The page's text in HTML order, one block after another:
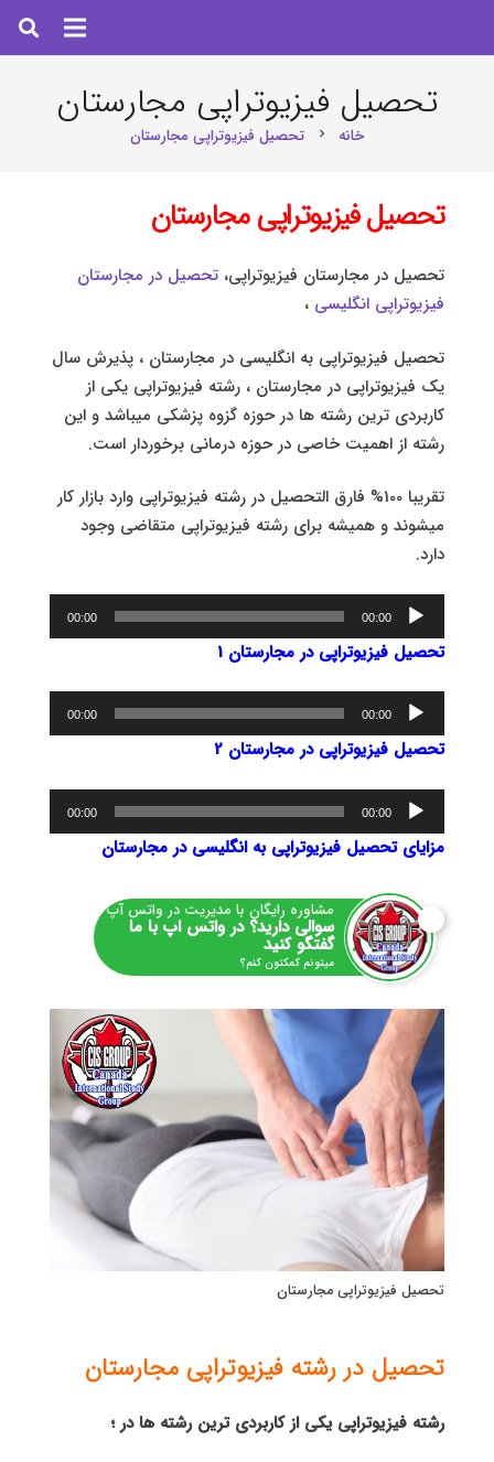
تحصیل فیزیوتراپی مجارستان
خانه chevron_right تحصیل فیزیوتراپی مجارستان
تحصیل فیزیوتراپی مجارستان
تحصیل در مجارستان فیزیوتراپی، تحصیل در مجارستان
فیزیوتراپی انگلیسی ،
تحصیل فیزیوتراپی به انگلیسی در مجارستان ، پذیرش سال
یک فیزیوتراپی در مجارستان ، رشته فیزیوتراپی یکی از
کاربردی ترین رشته ها در حوزه گزوه پزشکی میباشد و این
رشته از اهمیت خاصی در حوزه درمانی برخوردار است.
تقریبا 100% فارق التحصیل در رشته فیزیوتراپی وارد بازار کار
میشوند و همیشه برای رشته فیزیوتراپی متقاضی وجود
دارد.
پخش‌کننده
صوت
00:00
00:00
تحصیل فیزیوتراپی در مجارستان 1
پخش‌کننده
صوت
00:00
00:00
تحصیل فیزیوتراپی در مجارستان 2
پخش‌کننده
صوت
00:00
00:00
مزایای تحصیل فیزیوتراپی به انگلیسی در مجارستان
مشاوره رایگان با مدیریت در واتس آپ
سوالی دارید؟ در واتس اپ با ما
گفتگو کنید
میتونم کمکتون کنم؟
تحصیل فیزیوتراپی مجارستان
تحصیل در رشته فیزیوتراپی مجارستان
رشته فیزیوتراپی یکی از کاربردی ترین رشته ها در ؛